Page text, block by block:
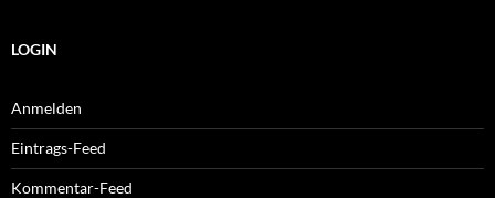
LOGIN
Anmelden
Eintrags-Feed
Kommentar-Feed